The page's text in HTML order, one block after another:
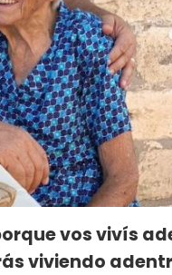
vos vivís
viviendo